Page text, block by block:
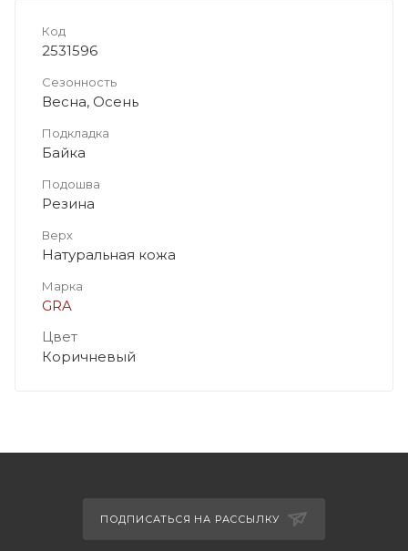
Код
2531596
Сезонность
Весна, Осень
Подкладка
Байка
Подошва
Резина
Верх
Натуральная кожа
Марка
GRA
Цвет
Коричневый
ПОДПИСАТЬСЯ НА РАССЫЛКУ